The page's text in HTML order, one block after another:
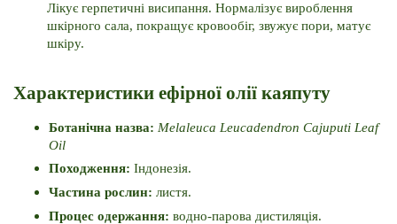
Лікує герпетичні висипання. Нормалізує вироблення
шкірного сала, покращує кровообіг, звужує пори, матує
шкіру.
Характеристики ефірної олії каяпуту
Ботанічна назва: Melaleuca Leucadendron Cajuputi Leaf
Oil
Походження: Індонезія.
Частина рослин: листя.
Процес одержання: водно-парова дистиляція.